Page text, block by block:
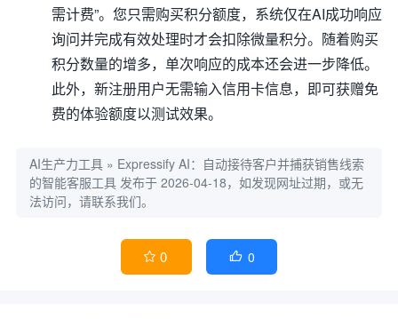
需计费”。您只需购买积分额度，系统仅在AI成功响应
询问并完成有效处理时才会扣除微量积分。随着购买
积分数量的增多，单次响应的成本还会进一步降低。
此外，新注册用户无需输入信用卡信息，即可获赠免
费的体验额度以测试效果。
AI生产力工具 » Expressify AI：自动接待客户并捕获销售线索
的智能客服工具 发布于 2026-04-18，如发现网址过期，或无
法访问，请联系我们。
 0  0